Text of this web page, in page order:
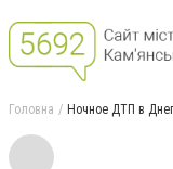
Головна Ночное ДТП в